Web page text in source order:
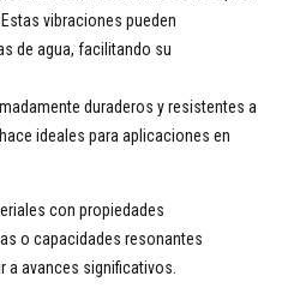
vibraciones pueden
de agua, facilitando su
duraderos y resistentes a
ideales para aplicaciones en
con propiedades
o capacidades resonantes
a avances significativos.